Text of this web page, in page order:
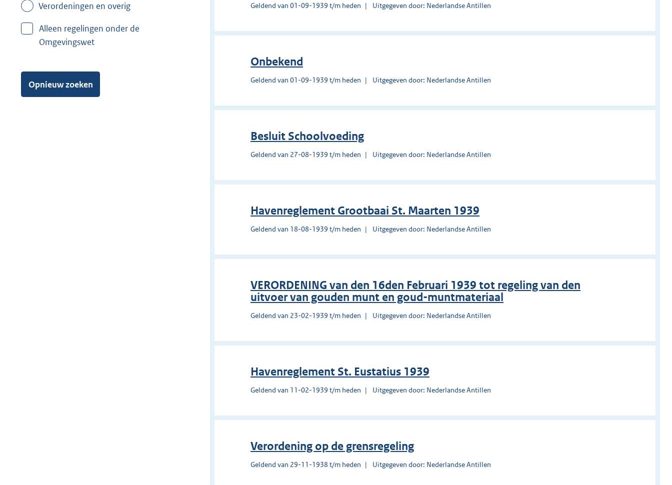
Verordeningen en overig
Alleen regelingen onder de
Omgevingswet
Opnieuw zoeken
Geldend van 01-09-1939 t/m heden Uitgegeven door: Nederlandse Antillen
Onbekend
Geldend van 01-09-1939 t/m heden Uitgegeven door: Nederlandse Antillen
Besluit Schoolvoeding
Geldend van 27-08-1939 t/m heden Uitgegeven door: Nederlandse Antillen
Havenreglement Grootbaai St. Maarten 1939
Geldend van 18-08-1939 t/m heden Uitgegeven door: Nederlandse Antillen
VERORDENING van den 16den Februari 1939 tot regeling van den
uitvoer van gouden munt en goud-muntmateriaal
Geldend van 23-02-1939 t/m heden Uitgegeven door: Nederlandse Antillen
Havenreglement St. Eustatius 1939
Geldend van 11-02-1939 t/m heden Uitgegeven door: Nederlandse Antillen
Verordening op de grensregeling
Geldend van 29-11-1938 t/m heden Uitgegeven door: Nederlandse Antillen